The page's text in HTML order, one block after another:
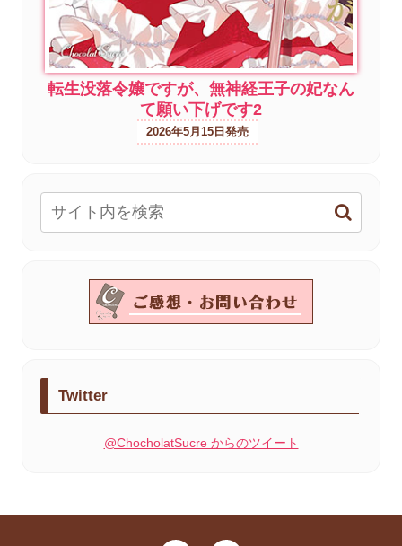
転生没落令嬢ですが、無神経王子の妃なん
て願い下げです2
2026年5月15日
Twitter
@ChocholatSucre からのツイート